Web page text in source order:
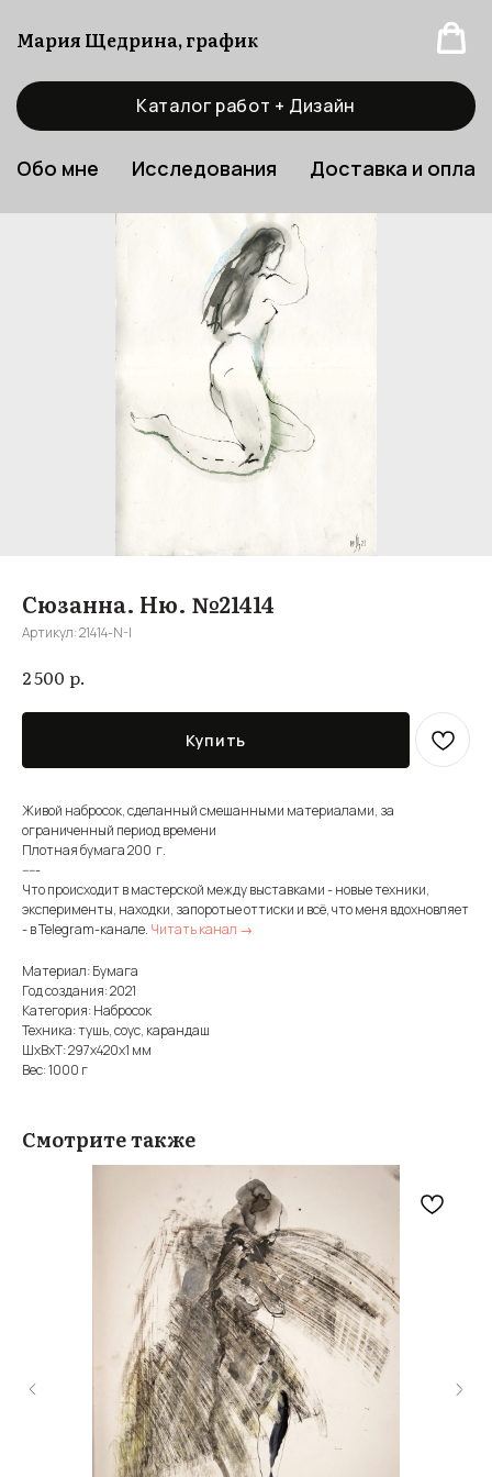
Мария Щедрина, график
Каталог работ + Дизайн
Обо мне Исследования Доставка и
Сюзанна. Ню. №21414
Артикул:21414-N-I
2 500 р.
Купить
Живой набросок, сделанный смешанными материалами, за
ограниченный период времени
Плотная бумага 200 г.
-----
Что происходит в мастерской между выставками - новые техники,
эксперименты, находки, запоротые оттиски и всё, что меня вдохновляет
- в Telegram-канале. Читать канал →
Материал: Бумага
Год создания: 2021
Категория: Набросок
Техника: тушь, соус, карандаш
ШxВxТ: 297x420x1 мм
Вес: 1000 г
Смотрите также